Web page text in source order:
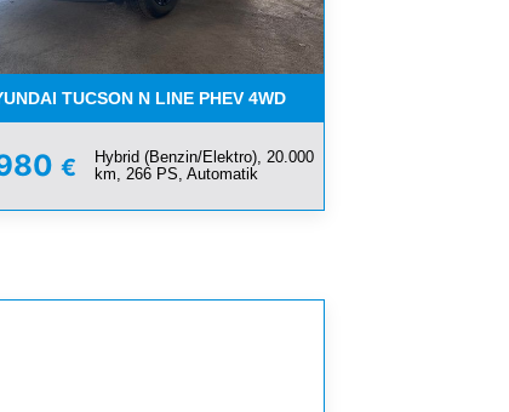
TUCSON N LINE PHEV 4WD
€
Hybrid (Benzin/Elektro), 20.000
km, 266 PS, Automatik